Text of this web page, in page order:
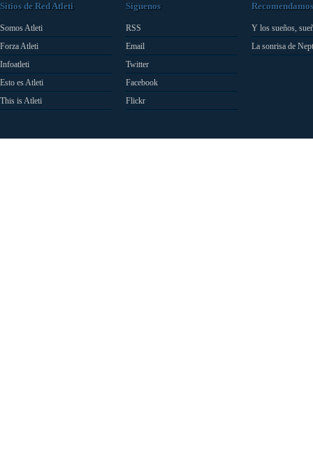
Sitios de Red Atleti
Somos Atleti
Forza Atleti
Infoatleti
Esto es Atleti
This is Atleti
Síguenos
RSS
Email
Twitter
Facebook
Flickr
Recomendamos
Y los sueños,
La sonrisa de